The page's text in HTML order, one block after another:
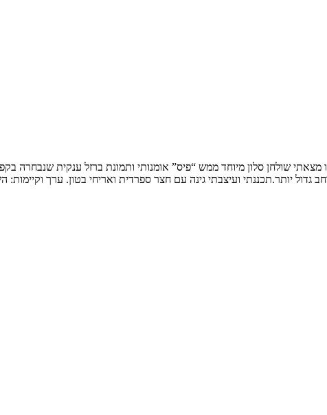
שולחן סלון מיוחד ממש “פיס” אומנותי ותמונת ברזל ענקית שנבחרה
יותר.תכננתי ועיצבתי גינה עם חצר ספרדית ואריחי בטון. ערך